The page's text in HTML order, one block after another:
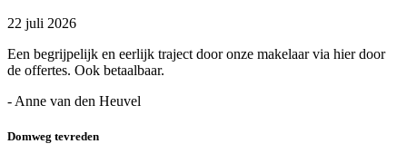
22 juli 2026
Een begrijpelijk en eerlijk traject door onze makelaar via hier door
de offertes. Ook betaalbaar.
- Anne van den Heuvel
Domweg tevreden